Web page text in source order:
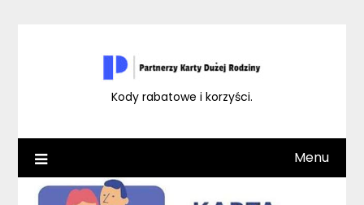
Kody rabatowe i korzyści.
Menu